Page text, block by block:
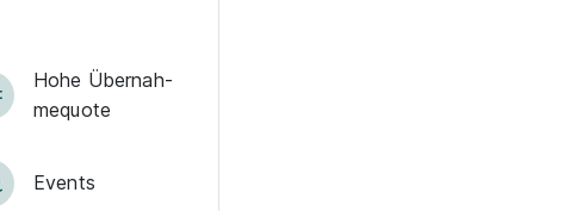
Hohe Über­nah­
me­quote
Events